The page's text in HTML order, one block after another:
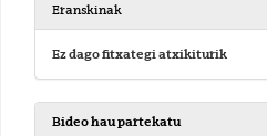
Eranskinak
Ez dago fitxategi atxikiturik
Bideo hau partekatu